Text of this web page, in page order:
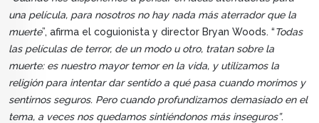
una película, para nosotros no hay nada más aterrador que la
muerte”, afirma el coguionista y director Bryan Woods. “Todas
las películas de terror, de un modo u otro, tratan sobre la
muerte: es nuestro mayor temor en la vida, y utilizamos la
religión para intentar dar sentido a qué pasa cuando morimos y
sentirnos seguros. Pero cuando profundizamos demasiado en el
tema, a veces nos quedamos sintiéndonos más inseguros”.